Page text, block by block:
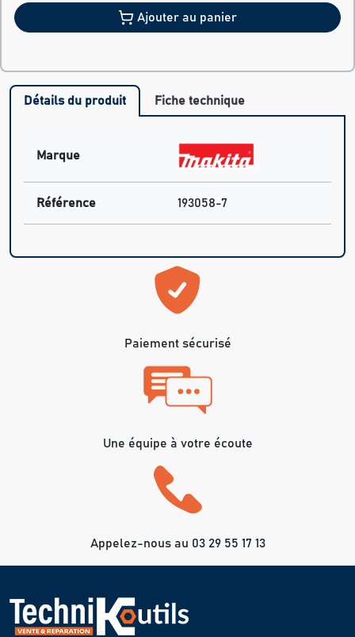
Ajouter au panier
Détails du produit Fiche technique
Marque
Référence 193058-7
Paiement sécurisé
Une équipe à votre écoute
Appelez-nous au 03 29 55 17 13